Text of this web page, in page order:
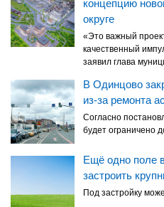
концепцию
округе
«Это важный
качественный
заявил глава
В Одинцово
из-за ремонта
Согласно
будет ограничено
Ещё одно поле
застроить
Под застройку